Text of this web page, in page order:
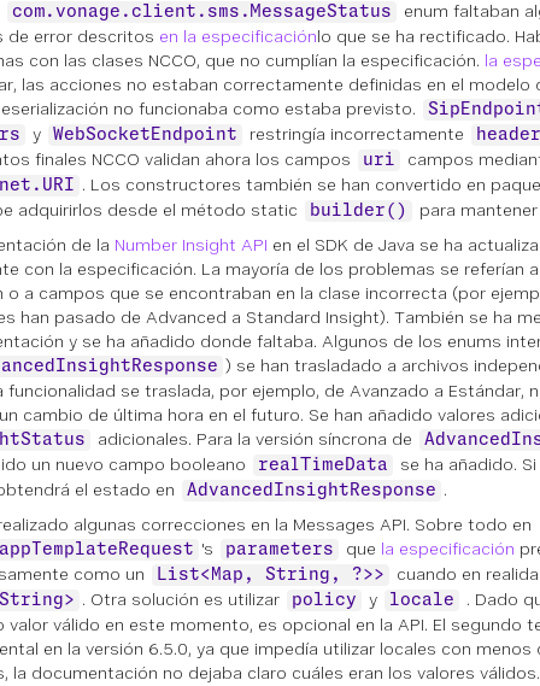
com.vonage.client.sms.MessageStatus
enum faltaban
de error descritos en la especificaciónlo que se ha rectificado.
con las clases NCCO, que no cumplían la especificación. la
las acciones no estaban correctamente definidas en el modelo
no funcionaba como estaba previsto.
y WebSocketEndpoint restringía incorrectamente
finales NCCO validan ahora los campos uri campos
. Los constructores también se han convertido en
adquirirlos desde el método static
builder()
para
de la Number Insight API en el SDK de Java se ha
con la especificación. La mayoría de los problemas se referían
o a campos que se encontraban en la clase incorrecta (por
han pasado de Advanced a Standard Insight). También se ha
y se ha añadido donde faltaba. Algunos de los enums
) se han trasladado a archivos
funcionalidad se traslada, por ejemplo, de Avanzado a Estándar,
cambio de última hora en el futuro. Se han añadido valores
adicionales. Para la versión síncrona de
un nuevo campo booleano realTimeData
se ha añadido.
el estado en
AdvancedInsightResponse .
algunas correcciones en la Messages API. Sobre todo en
's parameters que la especificación
como un
List<Map, String, ?>> cuando en
. Otra solución es utilizar policy y locale
. Dado
valor válido en este momento, es opcional en la API. El segundo
en la versión 6.5.0, ya que impedía utilizar locales con
la documentación no dejaba claro cuáles eran los valores